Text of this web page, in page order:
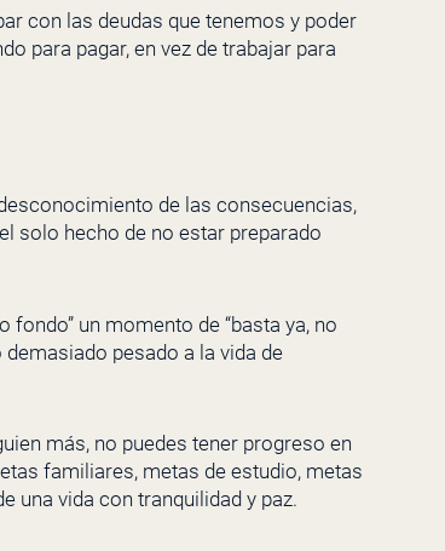
con las deudas que tenemos y poder
para pagar, en vez de trabajar para
de las consecuencias,
solo hecho de no estar preparado
un momento de “basta ya, no
pesado a la vida de
más, no puedes tener progreso en
familiares, metas de estudio, metas
una vida con tranquilidad y paz.